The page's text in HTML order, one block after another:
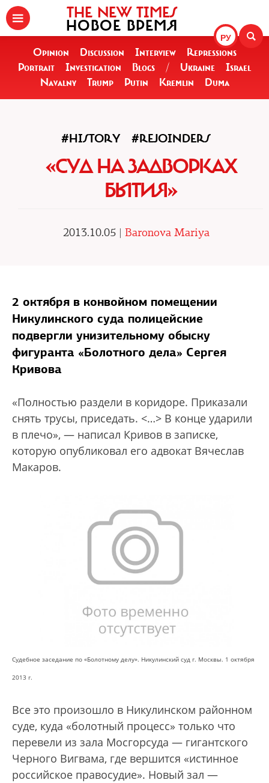
РУ
THE NEW TIMES
НОВОЕ ВРЕМЯ
Opinion Discussion Interview
Repressions
Portrait
Investigation Blogs / Ukraine
Israel
Navalny
Trump Putin Kremlin Duma
#HISTORY #REJOINDERS
«СУД НА ЗАДВОРКАХ
БЫТИЯ»
2013.10.05 | Baronova Mariya
2 октября в конвойном помещении
Никулинского суда полицейские
подвергли унизительному обыску
фигуранта «Болотного дела» Сергея
Кривова
«Полностью раздели в коридоре. Приказали
снять трусы, приседать. <…> В конце ударили
в плечо», — написал Кривов в записке,
которую опубликовал его адвокат Вячеслав
Макаров.
Судебное заседание по «Болотному делу». Никулинский суд г. Москвы. 1 октября
2013 г.
Все это произошло в Никулинском районном
суде, куда «болотный процесс» только что
перевели из зала Мосгорсуда — гигантского
Черного Вигвама, где вершится «истинное
российское правосудие». Новый зал —